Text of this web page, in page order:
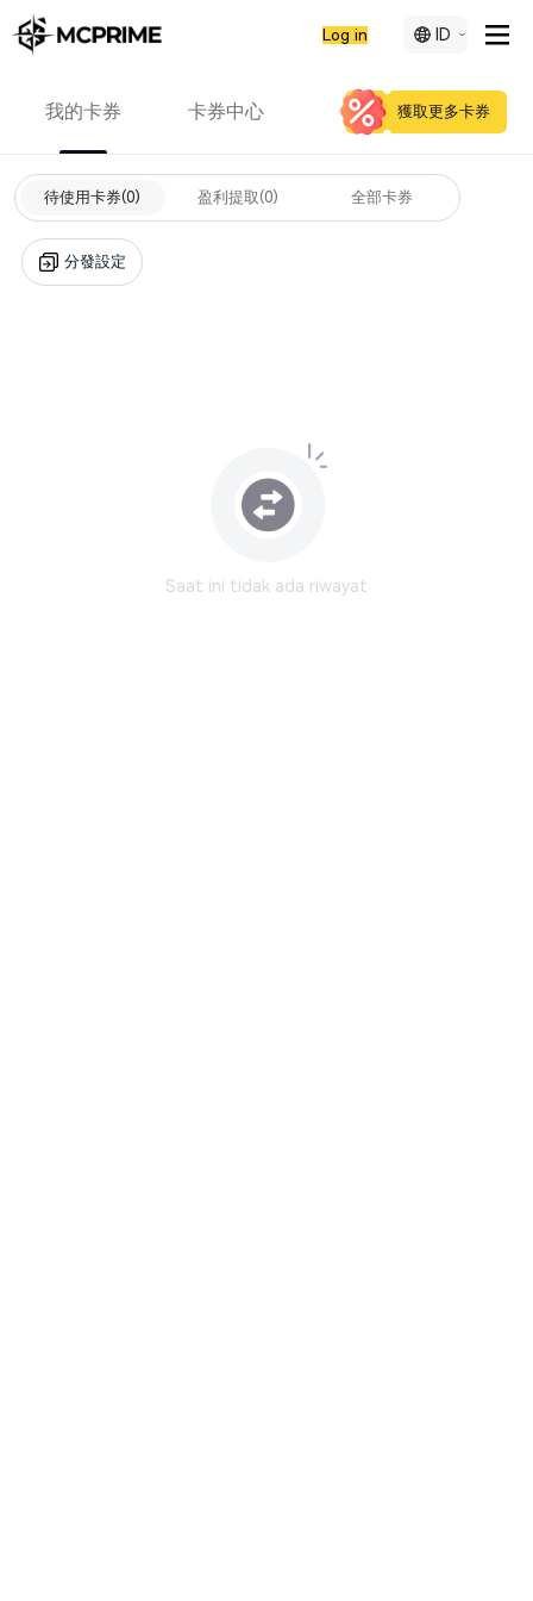
Log in ID
我的卡券 卡券中心 獲取更多卡券
待使用卡券(0) 盈利提取 (0) 全部卡券
分發設定
Saat ini tidak ada riwayat